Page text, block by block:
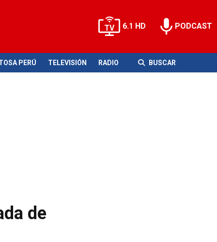
6.1 HD PODCAST
PERÚ TELEVISIÓN RADIO BUSCAR
de